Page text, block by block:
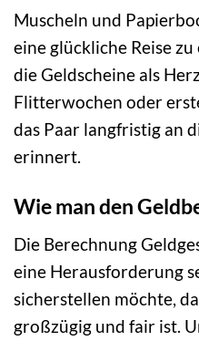
Muscheln und
eine glückliche Reise
die Geldscheine als
Flitterwochen oder
das Paar langfristig an
erinnert.
Wie man den
Die Berechnung
eine Herausforderung
sicherstellen möchte,
großzügig und fair ist.